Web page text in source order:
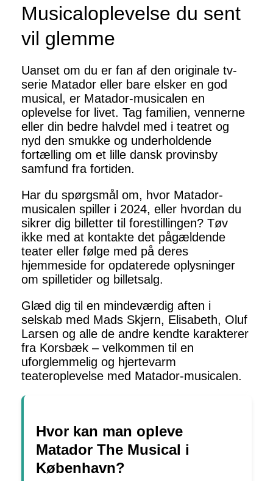
Musicaloplevelse du sent
vil glemme
Uanset om du er fan af den originale tv-
serie Matador eller bare elsker en god
musical, er Matador-musicalen en
oplevelse for livet. Tag familien, vennerne
eller din bedre halvdel med i teatret og
nyd den smukke og underholdende
fortælling om et lille dansk provinsby
samfund fra fortiden.
Har du spørgsmål om, hvor Matador-
musicalen spiller i 2024, eller hvordan du
sikrer dig billetter til forestillingen? Tøv
ikke med at kontakte det pågældende
teater eller følge med på deres
hjemmeside for opdaterede oplysninger
om spilletider og billetsalg.
Glæd dig til en mindeværdig aften i
selskab med Mads Skjern, Elisabeth, Oluf
Larsen og alle de andre kendte karakterer
fra Korsbæk – velkommen til en
uforglemmelig og hjertevarm
teateroplevelse med Matador-musicalen.
Hvor kan man opleve
Matador The Musical i
København?